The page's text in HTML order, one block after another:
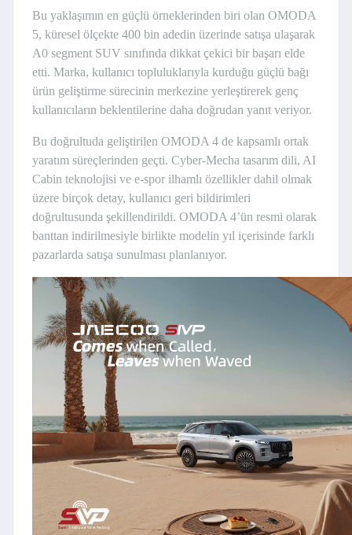
Bu yaklaşımın en güçlü örneklerinden biri olan OMODA
5, küresel ölçekte 400 bin adedin üzerinde satışa ulaşarak
A0 segment SUV sınıfında dikkat çekici bir başarı elde
etti. Marka, kullanıcı topluluklarıyla kurduğu güçlü bağı
ürün geliştirme sürecinin merkezine yerleştirerek genç
kullanıcıların beklentilerine daha doğrudan yanıt veriyor.
Bu doğrultuda geliştirilen OMODA 4 de kapsamlı ortak
yaratım süreçlerinden geçti. Cyber-Mecha tasarım dili, AI
Cabin teknolojisi ve e-spor ilhamlı özellikler dahil olmak
üzere birçok detay, kullanıcı geri bildirimleri
doğrultusunda şekillendirildi. OMODA 4’ün resmi olarak
banttan indirilmesiyle birlikte modelin yıl içerisinde farklı
pazarlarda satışa sunulması planlanıyor.